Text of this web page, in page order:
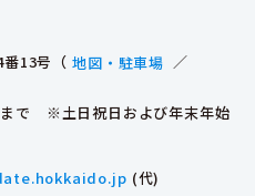
13号（ 地図・駐車場 ／
まで ※土日祝日および年末年始
(代)